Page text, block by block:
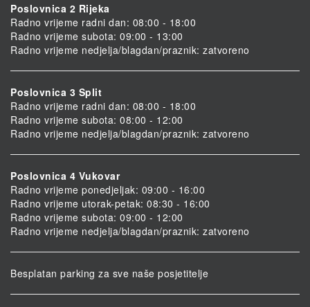
Poslovnica 2 Rijeka
Radno vrijeme radni dan: 08:00 - 18:00
Radno vrijeme subota: 09:00 - 13:00
Radno vrijeme nedjelja/blagdan/praznik: zatvoreno
Poslovnica 3 Split
Radno vrijeme radni dan: 08:00 - 18:00
Radno vrijeme subota: 08:00 - 12:00
Radno vrijeme nedjelja/blagdan/praznik: zatvoreno
Poslovnica 4 Vukovar
Radno vrijeme ponedjeljak: 09:00 - 16:00
Radno vrijeme utorak-petak: 08:30 - 16:00
Radno vrijeme subota: 09:00 - 12:00
Radno vrijeme nedjelja/blagdan/praznik: zatvoreno
Besplatan parking za sve naše posjetitelje